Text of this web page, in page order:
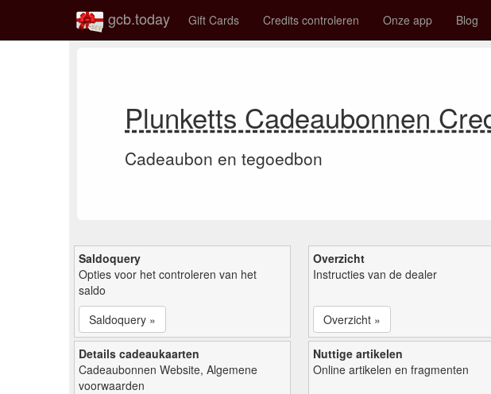
gcb.today Gift Cards Credits controleren Onze app Blog
Plunketts Cadeaubonnen
Cadeaubon en tegoedbon
Saldoquery
Opties voor het controleren van het
saldo
Saldoquery »
Overzicht
Instructies van de dealer
Overzicht »
Details cadeaukaarten
Cadeaubonnen Website, Algemene
voorwaarden
Nuttige artikelen
Online artikelen en fragmenten